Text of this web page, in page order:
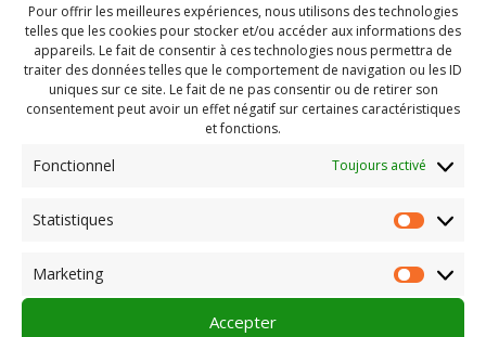
Pour offrir les meilleures expériences, nous utilisons des technologies
telles que les cookies pour stocker et/ou accéder aux informations des
appareils. Le fait de consentir à ces technologies nous permettra de
traiter des données telles que le comportement de navigation ou les ID
uniques sur ce site. Le fait de ne pas consentir ou de retirer son
consentement peut avoir un effet négatif sur certaines caractéristiques
et fonctions.
Fonctionnel Toujours activé
Statistiques
Marketing
Accepter
PENDANT CE TEMPS SUR TERRE
Organiser une rencontre avec un ou une protagoniste du
Clapin,Pendant ce temps sur terre tournée